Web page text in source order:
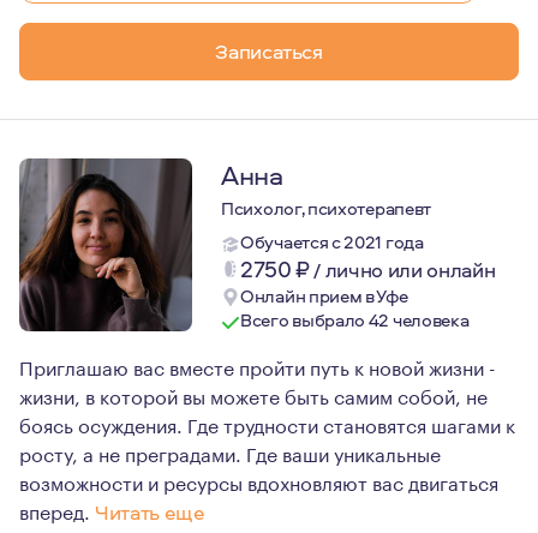
Записаться
Анна
Психолог, психотерапевт
Обучается с 2021 года
2750₽/лично или онлайн
Онлайн прием в Уфе
Всего выбрало 42 человека
Приглашаю вас вместе пройти путь к новой жизни -
жизни, в которой вы можете быть самим собой, не
боясь осуждения. Где трудности становятся шагами к
росту, а не преградами. Где ваши уникальные
возможности и ресурсы вдохновляют вас двигаться
вперед. Читать еще